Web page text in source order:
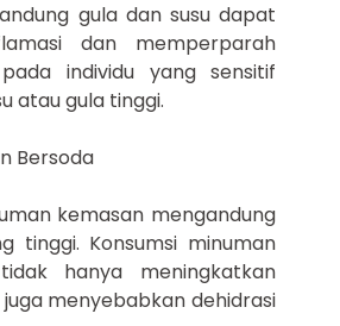
gula dan susu dapat
dan memperparah
individu yang sensitif
atau gula tinggi.
Bersoda
kemasan mengandung
tinggi. Konsumsi minuman
hanya meningkatkan
menyebabkan dehidrasi